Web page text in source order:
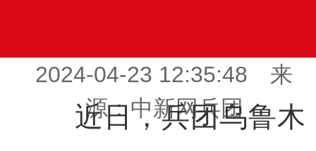
2024-04-23 12:35:48 来
源：中新网兵团
近日，兵团乌鲁木